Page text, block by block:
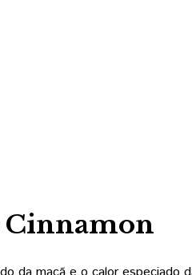
Cinnamon